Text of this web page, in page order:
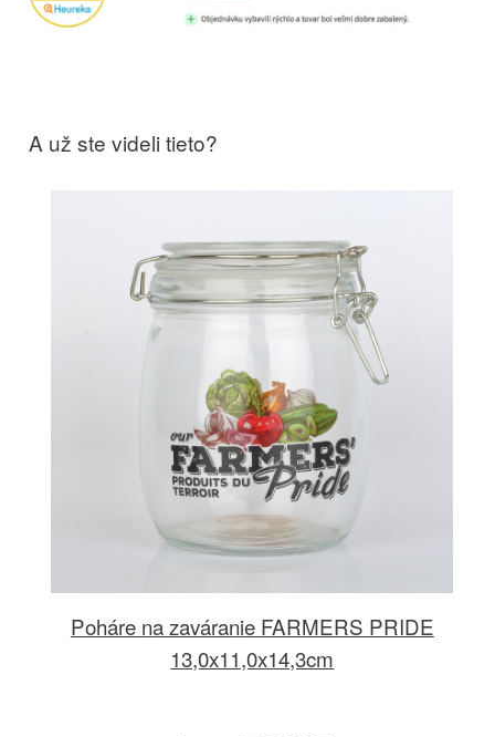
A už ste videli tieto?
Poháre na zaváranie FARMERS PRIDE
13,0x11,0x14,3cm